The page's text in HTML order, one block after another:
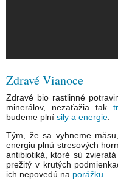
Zdravé Vianoce
Zdravé bio rastlinné
minerálov, nezaťažia tak
budeme plní sily a energie
Tým, že sa vyhneme
energiu plnú stresových
antibiotiká, ktoré sú
prežitý v krutých
ich nepovedú na porážku